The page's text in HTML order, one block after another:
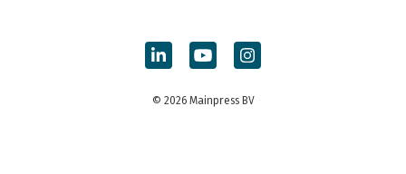
© 2026 Mainpress BV